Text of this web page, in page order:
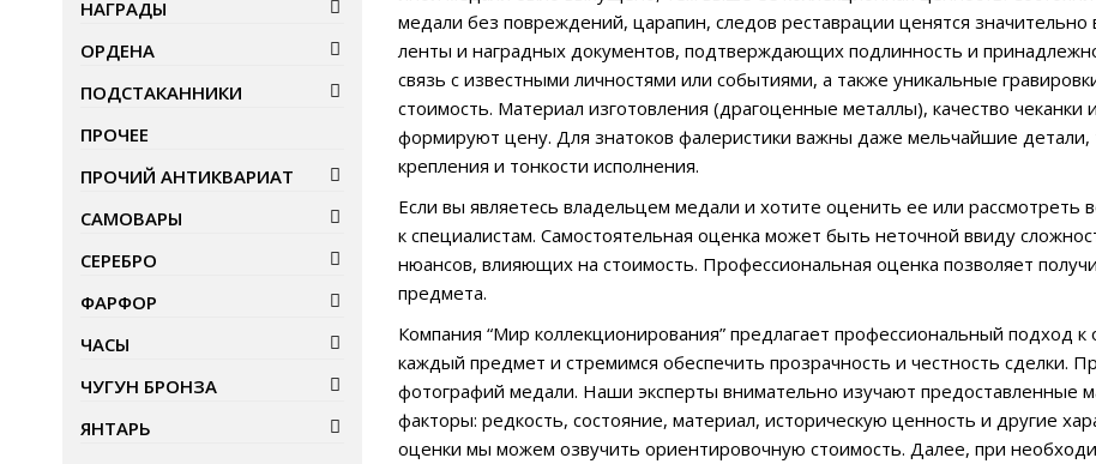
медали без повреждений, царапин, следов реставрации ценятся
ленты и наградных документов, подтверждающих подлинность и
связь с известными личностями или событиями, а также уникальные
стоимость. Материал изготовления (драгоценные металлы), качество
формируют цену. Для знатоков фалеристики важны даже мельчайшие детали,
крепления и тонкости исполнения.
Если вы являетесь владельцем медали и хотите оценить ее или
к специалистам. Самостоятельная оценка может быть неточной ввиду
нюансов, влияющих на стоимость. Профессиональная оценка позволяет
предмета.
Компания “Мир коллекционирования” предлагает профессиональный подход
каждый предмет и стремимся обеспечить прозрачность и честность сделки.
фотографий медали. Наши эксперты внимательно изучают предоставленные
факторы: редкость, состояние, материал, историческую ценность и другие
оценки мы можем озвучить ориентировочную стоимость. Далее, при
НАГРАДЫ
ОРДЕНА
ПОДСТАКАННИКИ
ПРОЧЕЕ
ПРОЧИЙ АНТИКВАРИАТ
САМОВАРЫ
СЕРЕБРО
ФАРФОР
ЧАСЫ
ЧУГУН БРОНЗА
ЯНТАРЬ